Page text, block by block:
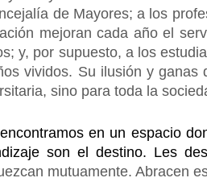
de Mayores; a los
mejoran cada año el
y, por supuesto, a los
vividos. Su ilusión y
sino para toda la
en un espacio
son el destino. Les
mutuamente. Abracen